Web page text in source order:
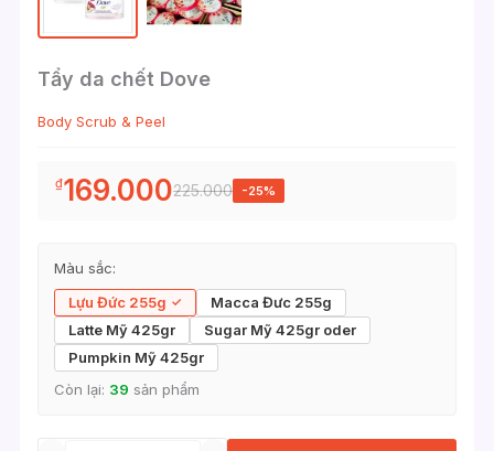
Tẩy da chết Dove
Body Scrub & Peel
₫169.000225.000 -25%
Màu sắc:
Lựu Đức 255g
Macca Đưc 255g
Latte Mỹ 425gr
Sugar Mỹ 425gr oder
Pumpkin Mỹ 425gr
Còn lại: 39 sản phẩm